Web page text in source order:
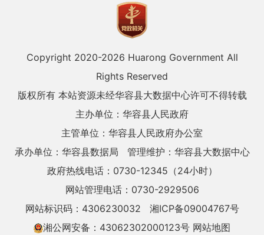
Copyright 2020-2026 Huarong Government All
Rights Reserved
版权所有 本站资源未经华容县大数据中心许可不得转载
主办单位：华容县人民政府
主管单位：华容县人民政府办公室
承办单位：华容县数据局
管理维护：华容县大数据中心
政府热线电话：0730-12345（24小时）
网站管理电话：0730-2929506
网站标识码：4306230032
湘ICP备09004767号
湘公网安备：43062302000123号 网站地图